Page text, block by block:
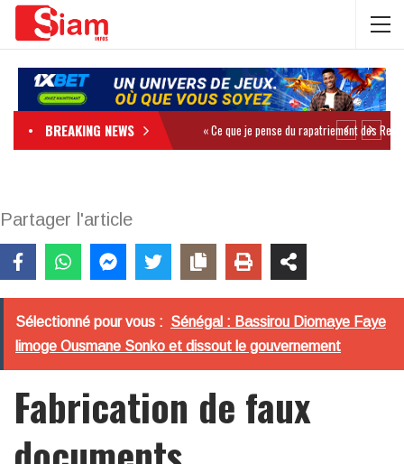
BREAKING NEWS
Partager l'article
Sélectionné pour vous : Sénégal : Bassirou Diomaye Faye
limoge Ousmane Sonko et dissout le gouvernement
Fabrication de faux